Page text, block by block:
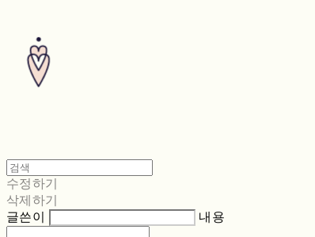
수정하기
삭제하기
글쓴이
내용